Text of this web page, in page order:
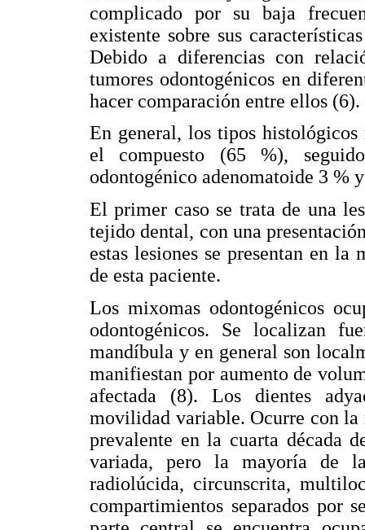
complicado por su baja
existente sobre sus
Debido a diferencias con
tumores odontogénicos en
hacer comparación entre ellos (6).
En general, los tipos
el compuesto (65 %),
odontogénico adenomatoide 3 %
El primer caso se trata de una
tejido dental, con una
estas lesiones se presentan en
de esta paciente.
Los mixomas odontogénicos
odontogénicos. Se localizan
mandíbula y en general son
manifiestan por aumento de
afectada (8). Los dientes
movilidad variable. Ocurre con la
prevalente en la cuarta década
variada, pero la mayoría de
radiolúcida, circunscrita,
compartimientos separados por